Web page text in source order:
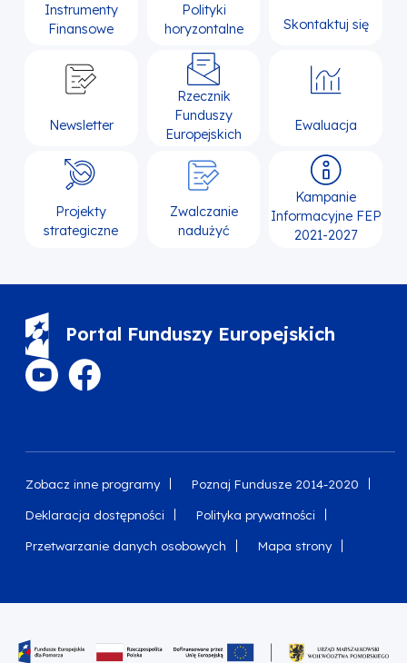
Instrumenty
Finansowe
Polityki
horyzontalne
Skontaktuj się
Newsletter
Rzecznik
Funduszy
Europejskich
Ewaluacja
Projekty
strategiczne
Zwalczanie
nadużyć
Kampanie
Informacyjne FEP
2021-2027
Portal Funduszy Europejskich
Zobacz inne programy Poznaj Fundusze 2014-2020
Deklaracja dostępności Polityka prywatności
Przetwarzanie danych osobowych Mapa strony